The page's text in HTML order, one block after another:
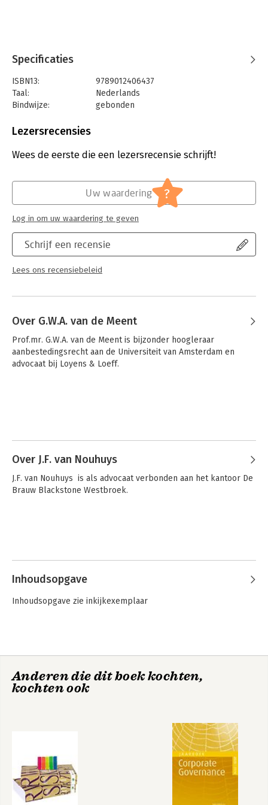
Specificaties
ISBN13:
9789012406437
Taal:
Nederlands
Bindwijze:
gebonden
Uitgever:
Verschijningsdatum:
26-1-2021
Aanbesteding [Europese aanbesteding]
Serie:
Sdu Commentaar
Lezersrecensies
Wees de eerste die een lezersrecensie schrijft!
Schrijf een recensie
Lees ons recensiebeleid
Uw waardering ?
Log in om uw waardering te geven
Over G.W.A. van de Meent
Prof.mr. G.W.A. van de Meent is bijzonder hoogleraar
aanbestedingsrecht aan de Universiteit van Amsterdam en
advocaat bij Loyens & Loeff.
Over J.F. van Nouhuys
J.F. van Nouhuys  is als advocaat verbonden aan het kantoor De
Brauw Blackstone Westbroek.
Inhoudsopgave
Inhoudsopgave zie inkijkexemplaar
Anderen die dit boek kochten,
kochten ook